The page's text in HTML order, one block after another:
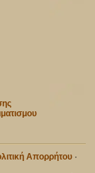
Απορρήτου ·